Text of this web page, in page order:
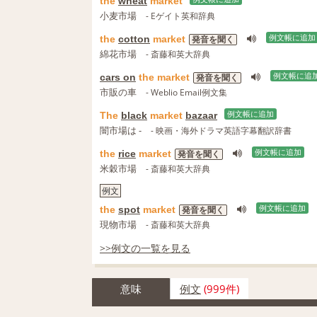
小麦市場 - Eゲイト英和辞典
the cotton market 発音を聞く 例文帳に追加
綿花市場 - 斎藤和英大辞典
cars on the market 発音を聞く 例文帳に追
市販の車 - Weblio Email例文集
The black market bazaar 例文帳に追加
闇市場は - - 映画・海外ドラマ英語字幕翻訳辞書
the rice market 発音を聞く 例文帳に追加
米穀市場
- 斎藤和英大辞典
例文
the spot market 発音を聞く 例文帳に追加
現物市場 - 斎藤和英大辞典
>>例文の一覧を見る
意味 例文 (999件)